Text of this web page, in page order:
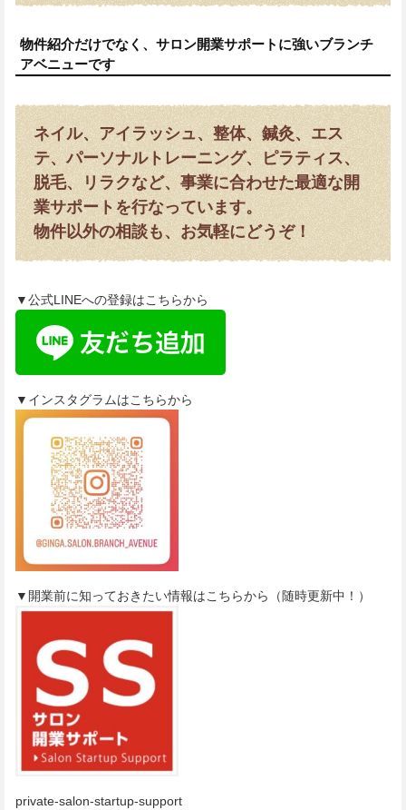
物件紹介だけでなく、サロン開業サポートに強いブランチ
アベニューです
ネイル、アイラッシュ、整体、鍼灸、エス
テ、パーソナルトレーニング、ピラティス、
脱毛、リラクなど、事業に合わせた最適な開
業サポートを行なっています。
物件以外の相談も、お気軽にどうぞ！
▼公式LINEへの登録はこちらから
▼インスタグラムはこちらから
▼開業前に知っておきたい情報はこちらから（随時更新中！）
private-salon-startup-support